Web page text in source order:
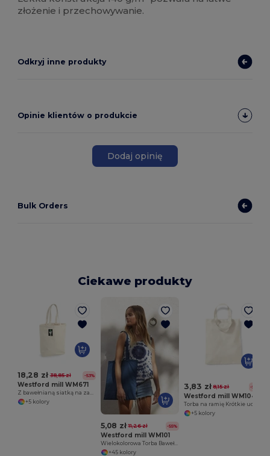
złożenie i przechowywanie.
Odkryj inne produkty
Opinie klientów o produkcie
Dodaj opinię
Bulk Orders
Ciekawe produkty
18,28 zł 38,85 zł -53%
Westford mill WM671
Z bawełnianą siatką na zakupy
+5 kolory
5,08 zł 11,26 zł -55%
Westford mill WM101
Wielokolorowa Torba Bawełniana na Ramię
+45 kolory
3,83 zł 8,15 zł -53%
Westford mill WM104
+5 kolory